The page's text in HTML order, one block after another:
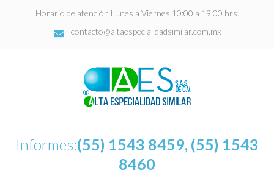
Horario de atención Lunes a Viernes 10:00 a 19:00 hrs.
contacto@altaespecialidadsimilar.com.mx
Informes:(55) 1543 8459, (55) 1543
8460